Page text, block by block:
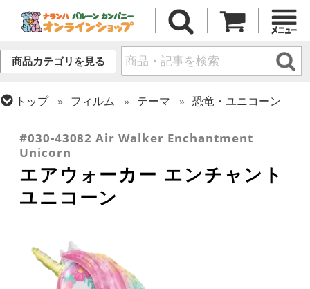
商品カテゴリを見る
トップ フィルム テーマ
恐竜・ユニコーン
お散歩・エアウォーカー
#030-43082 Air Walker Enchantment
Unicorn
エアウォーカー エンチャント
ユニコーン